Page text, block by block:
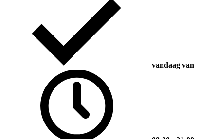
vandaag van